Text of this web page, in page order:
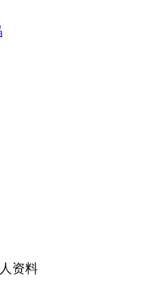
资料